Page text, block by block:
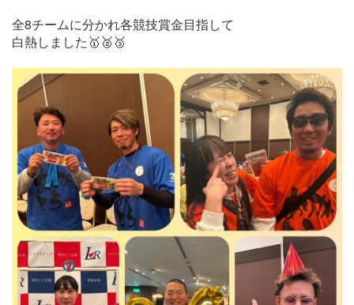
全8チームに分かれ各競技賞金目指して
白熱しました🥇🥈🥉